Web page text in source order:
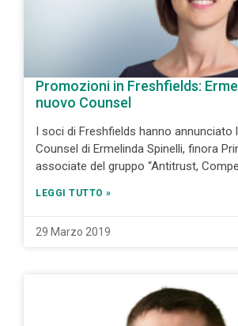
Promozioni in Freshfields:
nuovo Counsel
I soci di Freshfields hanno annunciato
Counsel di Ermelinda Spinelli, finora
associate del gruppo “Antitrust,
LEGGI TUTTO »
29 Marzo 2019